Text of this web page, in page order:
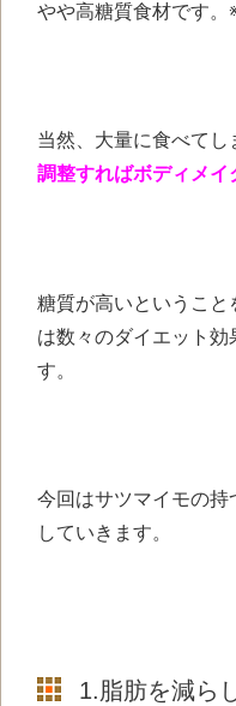
やや高糖質食材です。
当然、大量に食べてし
調整すればボディメイ
糖質が高いということ
は数々のダイエット効
す。
今回はサツマイモの
していきます。
1.脂肪を減ら